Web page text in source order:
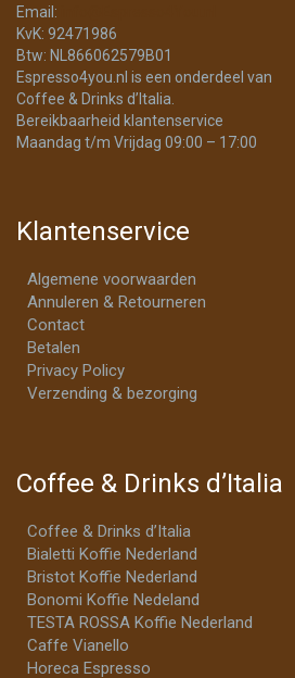
Email:
KvK: 92471986
Btw: NL866062579B01
Espresso4you.nl is een onderdeel van
Coffee & Drinks d’Italia.
Bereikbaarheid klantenservice
Maandag t/m Vrijdag 09:00 – 17:00
Klantenservice
Algemene voorwaarden
Annuleren & Retourneren
Contact
Betalen
Privacy Policy
Verzending & bezorging
Coffee & Drinks d’Italia
Coffee & Drinks d’Italia
Bialetti Koffie Nederland
Bristot Koffie Nederland
Bonomi Koffie Nedeland
TESTA ROSSA Koffie Nederland
Caffe Vianello
Horeca Espresso